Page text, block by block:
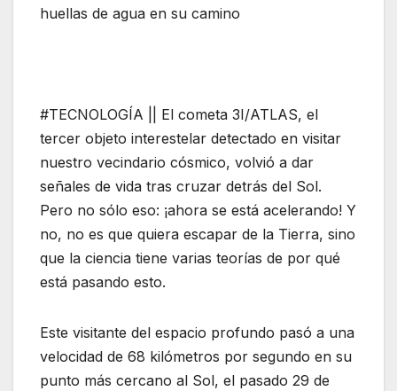
huellas de agua en su camino
#TECNOLOGÍA || El cometa 3I/ATLAS, el
tercer objeto interestelar detectado en visitar
nuestro vecindario cósmico, volvió a dar
señales de vida tras cruzar detrás del Sol.
Pero no sólo eso: ¡ahora se está acelerando! Y
no, no es que quiera escapar de la Tierra, sino
que la ciencia tiene varias teorías de por qué
está pasando esto.
Este visitante del espacio profundo pasó a una
velocidad de 68 kilómetros por segundo en su
punto más cercano al Sol, el pasado 29 de